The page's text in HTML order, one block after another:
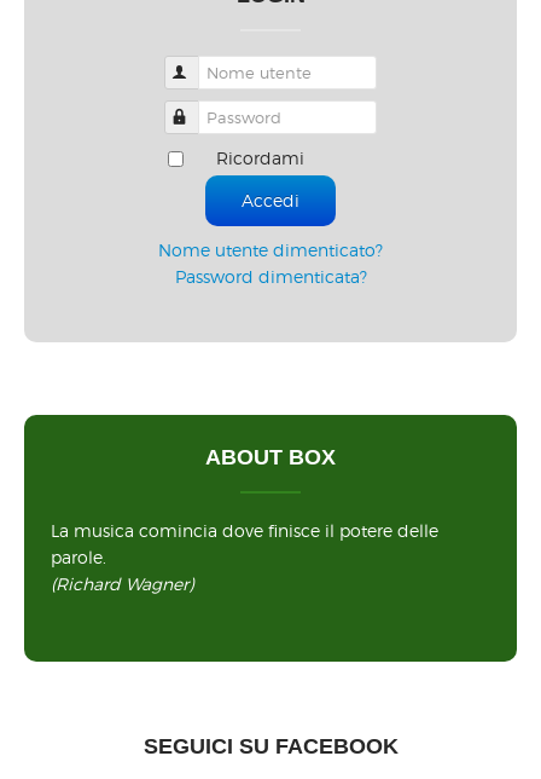
Nome utente
Password
Ricordami
Accedi
Nome utente dimenticato?
Password dimenticata?
ABOUT BOX
La musica comincia dove finisce il potere delle
parole.
(Richard Wagner)
SEGUICI SU FACEBOOK